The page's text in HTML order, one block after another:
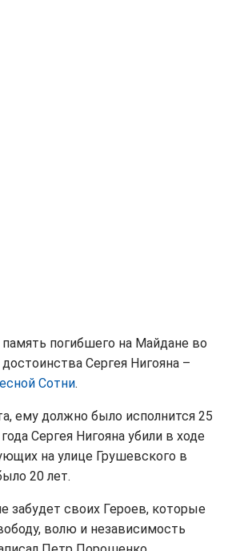
погибшего на Майдане во
Сергея Нигояна –
Сотни.
ему должно было исполнится 25
Сергея Нигояна убили в ходе
на улице Грушевского в
20 лет.
забудет своих Героев, которые
волю и независимость